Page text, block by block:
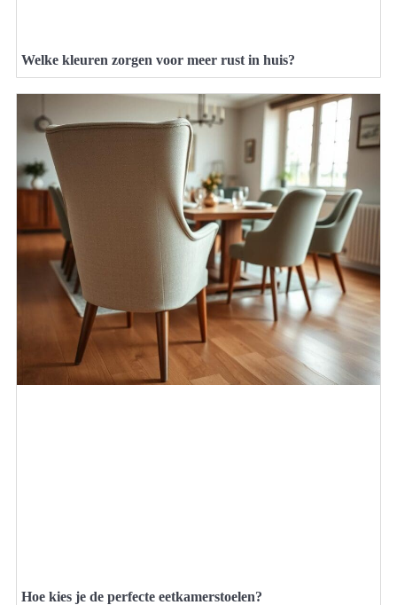
Welke kleuren zorgen voor meer rust in huis?
Hoe kies je de perfecte eetkamerstoelen?